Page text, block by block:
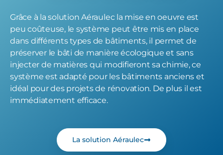
Grâce à la solution Aéraulec la mise en oeuvre est
peu coûteuse, le système peut être mis en place
dans différents types de bâtiments, il permet de
préserver le bâti de manière écologique et sans
injecter de matières qui modifieront sa chimie, ce
système est adapté pour les bâtiments anciens et
idéal pour des projets de rénovation. De plus il est
immédiatement efficace.
La solution Aéraulec